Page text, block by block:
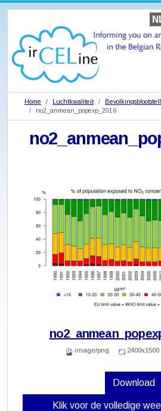
Home Luchtkwaliteit
no2_anmean_popexp_2016
image/png 2400x1500
Download
Klik voor de volledige